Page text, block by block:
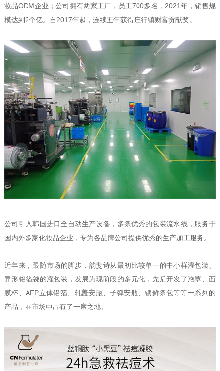
妆品ODM企业；公司拥有两家工厂，员工700多名，2021年，销售规
模达到2个亿。自2017年起，连续五年获得庄行镇财富贡献奖。
公司引入韩国进口全自动生产设备，多条优秀的包装流水线，服务于
国内外多家化妆品企业，专为各品牌公司提供优秀的生产加工服务。
近年来，跟随市场的脚步，韵斐诗从最初比较单一的中小样灌包装、
异形铝箔袋的灌包装，发展为现阶段的多元化，先后开发了泡罩、面
膜杯、AFP立体铝箔、轧盖安瓶、子弹安瓶、锁鲜条包等等一系列的
产品，在市场中占有了一席之地。